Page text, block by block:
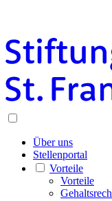
Über uns
Stellenportal
Vorteile
Vorteile